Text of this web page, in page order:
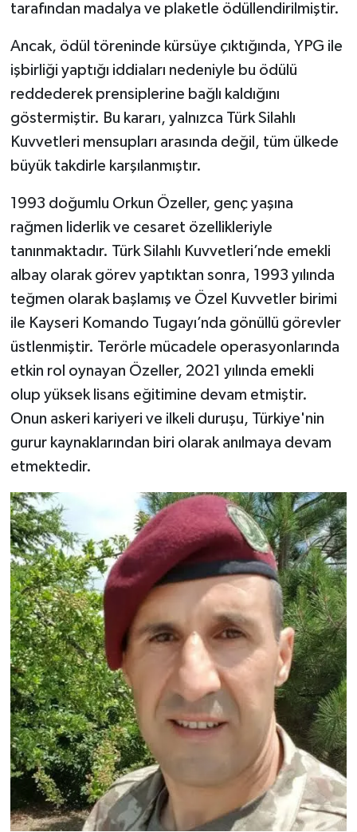
tarafından madalya ve plaketle ödüllendirilmiştir.
Ancak, ödül töreninde kürsüye çıktığında, YPG ile
işbirliği yaptığı iddiaları nedeniyle bu ödülü
reddederek prensiplerine bağlı kaldığını
göstermiştir. Bu kararı, yalnızca Türk Silahlı
Kuvvetleri mensupları arasında değil, tüm ülkede
büyük takdirle karşılanmıştır.
1993 doğumlu Orkun Özeller, genç yaşına
rağmen liderlik ve cesaret özellikleriyle
tanınmaktadır. Türk Silahlı Kuvvetleri’nde emekli
albay olarak görev yaptıktan sonra, 1993 yılında
teğmen olarak başlamış ve Özel Kuvvetler birimi
ile Kayseri Komando Tugayı’nda gönüllü görevler
üstlenmiştir. Terörle mücadele operasyonlarında
etkin rol oynayan Özeller, 2021 yılında emekli
olup yüksek lisans eğitimine devam etmiştir.
Onun askeri kariyeri ve ilkeli duruşu, Türkiye'nin
gurur kaynaklarından biri olarak anılmaya devam
etmektedir.